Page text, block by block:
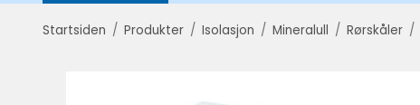
Startsiden / Produkter / Isolasjon / Mineralull / Rørskåler /